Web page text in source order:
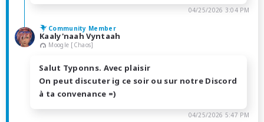
04/25/2026 3:04 PM
Community Member
Kaaly'naah Vyntaah
Moogle [Chaos]
Salut Typonns. Avec plaisir
On peut discuter ig ce soir ou sur notre Discord
à ta convenance =)
04/25/2026 5:47 PM